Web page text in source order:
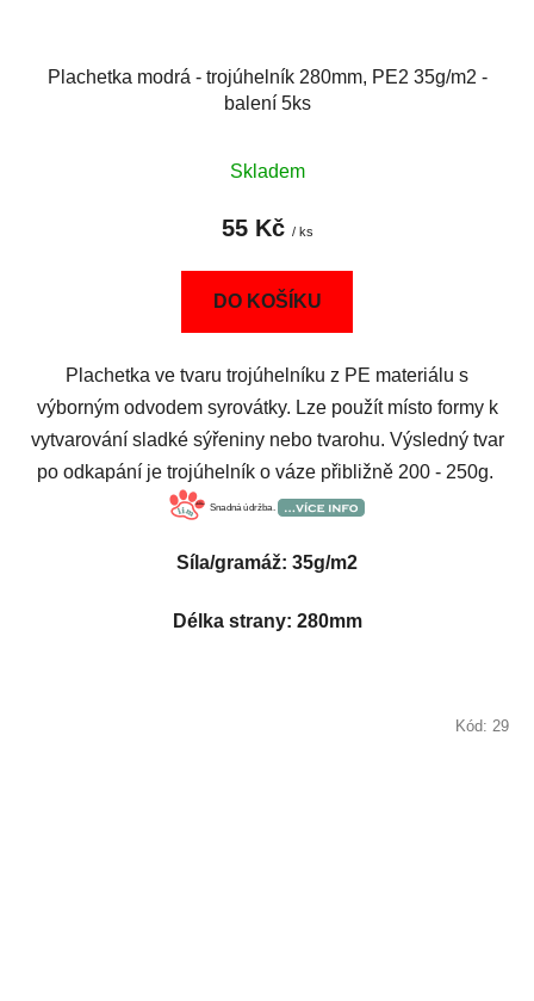
Plachetka modrá - trojúhelník 280mm, PE2 35g/m2 -
balení 5ks
Skladem
55 Kč / ks
DO KOŠÍKU
Plachetka ve tvaru trojúhelníku z PE materiálu s
výborným odvodem syrovátky. Lze použít místo formy k
vytvarování sladké sýřeniny nebo tvarohu. Výsledný tvar
po odkapání je trojúhelník o váze přibližně 200 - 250g.
Snadná údržba.
Síla/gramáž: 35g/m2
Délka strany: 280mm
Kód: 29